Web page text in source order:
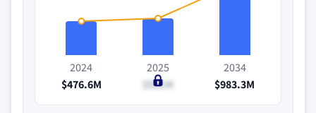
2024
$476.6M
2025
$511M
2034
$983.3M